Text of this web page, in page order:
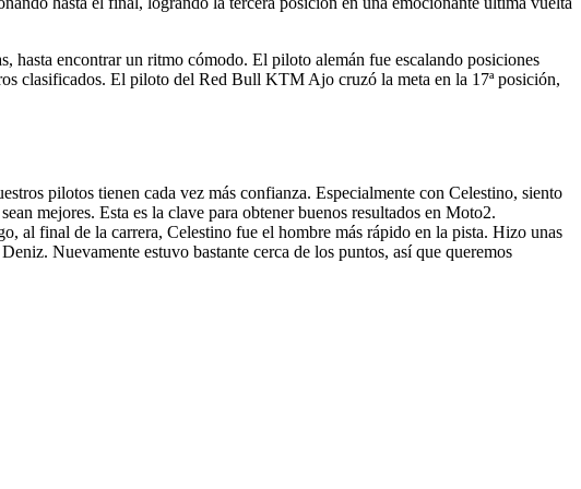
hasta encontrar un ritmo cómodo. El piloto alemán fue escalando posiciones
clasificados. El piloto del Red Bull KTM Ajo cruzó la meta en la 17ª posición,
pilotos tienen cada vez más confianza. Especialmente con Celestino, siento
mejores. Esta es la clave para obtener buenos resultados en Moto2.
al final de la carrera, Celestino fue el hombre más rápido en la pista. Hizo unas
Nuevamente estuvo bastante cerca de los puntos, así que queremos